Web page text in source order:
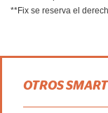
**Fix se reserva el
OTROS